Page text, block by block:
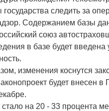
следить за
Содержанием базы
союз
в базе будет введена
изменения коснутся
будет внесен в
стало на 20 - 33 процента